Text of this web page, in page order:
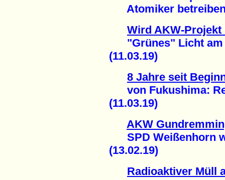
Atomiker betreiben
Wird AKW-
"Grünes" Licht am
(11.03.19)
8 Jahre seit
von Fukushima:
(11.03.19)
AKW
SPD Weißenhorn
(13.02.19)
Radioaktiver Müll